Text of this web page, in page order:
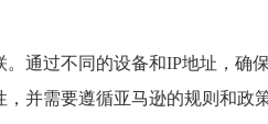
通过不同的设备和IP地址，确
并需要遵循亚马逊的规则和政